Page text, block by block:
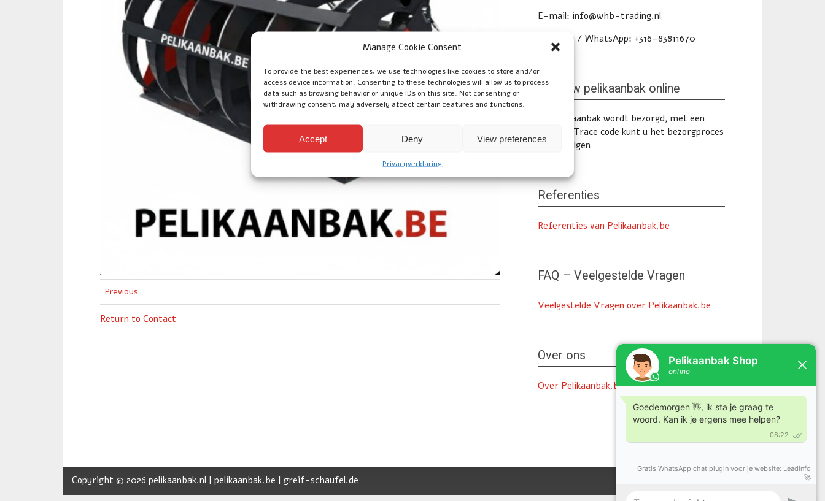
Manage Cookie Consent
To provide the best experiences, we use technologies like cookies to store and/or
access device information. Consenting to these technologies will allow us to process
data such as browsing behavior or unique IDs on this site. Not consenting or
withdrawing consent, may adversely affect certain features and functions.
Accept Deny View preferences
Privacyverklaring
Previous
Return to Contact
E-mail: info@whb-trading.nl
Telefoon / WhatsApp: +316-83811670
Volg uw pelikaanbak online
Uw pelikaanbak wordt bezorgd, met een
Track & Trace code kunt u het bezorgproces
online volgen
Referenties
Referenties van Pelikaanbak.be
FAQ – Veelgestelde Vragen
Veelgestelde Vragen over Pelikaanbak.be
Over ons
Over Pelikaanbak.be
Copyright © 2026 pelikaanbak.nl | pelikaanbak.be | greif-schaufel.de